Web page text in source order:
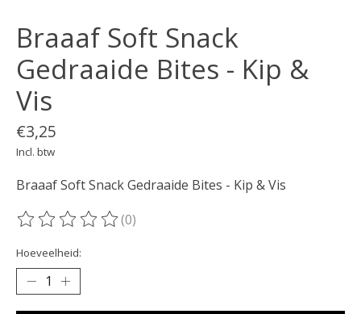
Braaaf Soft Snack
Gedraaide Bites - Kip &
Vis
€3,25
Incl. btw
Braaaf Soft Snack Gedraaide Bites - Kip & Vis
De beoordeling van dit product is
(0)
Hoeveelheid: